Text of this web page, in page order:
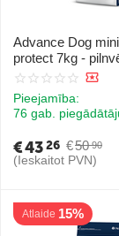
Advance Dog
protect 7kg -
sausa barība
Pieejamība:
76 gab.
€50 90
€4326
(Ieskaitot PVN)
Atlaide 15%